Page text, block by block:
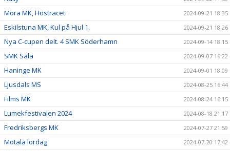
Mora MK, Höstracet. 2024-09-21 18:35
Eskilstuna MK, Kul på Hjul 1. 2024-09-21 18:26
Nya C-cupen delt. 4 SMK Söderhamn 2024-09-14 18:15
SMK Sala 2024-09-07 16:22
Haninge MK 2024-09-01 18:09
Ljusdals MS 2024-08-25 16:44
Films MK 2024-08-24 16:15
Lumekfestivalen 2024 2024-08-18 21:17
Fredriksbergs MK 2024-07-27 21:59
Motala lördag. 2024-07-20 17:42